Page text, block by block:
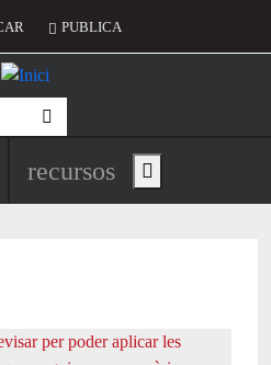
del compte d'usuari
PUBLICA
principal de
recursos Show main menu